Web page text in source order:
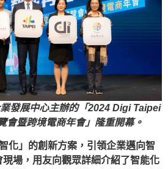
發展中心主辦的「2024 Digi Taipei
會暨跨境電商年會」隆重開幕。
化」的創新方案，引領企業邁向智
現場，用友向觀眾詳細介紹了智能化